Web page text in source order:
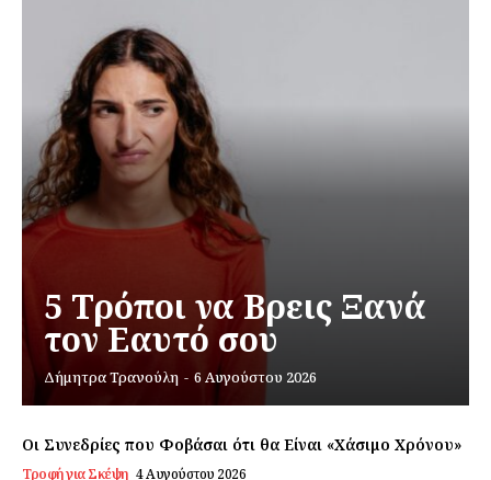
Εγγραφείτε τώρα!
5 Τρόποι να Βρεις Ξανά
τον Εαυτό σου
Δήμητρα Τρανούλη - 6 Αυγούστου 2026
Οι Συνεδρίες που Φοβάσαι ότι θα Είναι «Χάσιμο Χρόνου»
Τροφή για Σκέψη 4 Αυγούστου 2026